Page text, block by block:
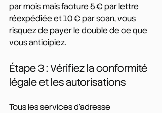
par mois mais facture 5 € par lettre
réexpédiée et 10 € par scan, vous
risquez de payer le double de ce que
vous anticipiez.
Étape 3 : Vérifiez la conformité
légale et les autorisations
Tous les services d'adresse